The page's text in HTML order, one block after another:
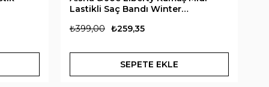
Lastikli Saç Bandı Winter
₺259,35
₺399,00
SEPETE EKLE